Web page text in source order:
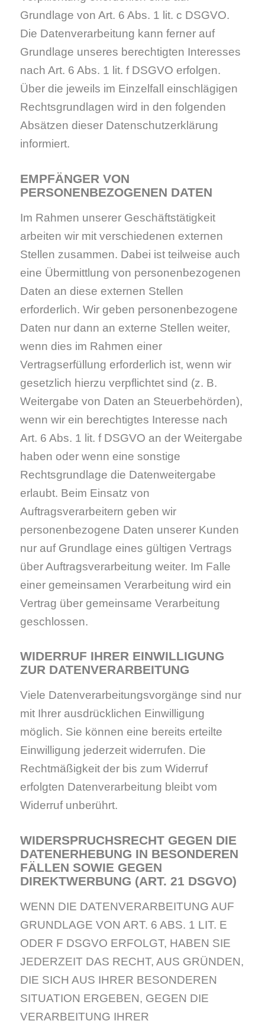
Grundlage von Art. 6 Abs. 1 lit. c DSGVO.
Die Datenverarbeitung kann ferner auf
Grundlage unseres berechtigten Interesses
nach Art. 6 Abs. 1 lit. f DSGVO erfolgen.
Über die jeweils im Einzelfall einschlägigen
Rechtsgrundlagen wird in den folgenden
Absätzen dieser Datenschutzerklärung
informiert.
EMPFÄNGER VON
PERSONENBEZOGENEN DATEN
Im Rahmen unserer Geschäftstätigkeit
arbeiten wir mit verschiedenen externen
Stellen zusammen. Dabei ist teilweise auch
eine Übermittlung von personenbezogenen
Daten an diese externen Stellen
erforderlich. Wir geben personenbezogene
Daten nur dann an externe Stellen weiter,
wenn dies im Rahmen einer
Vertragserfüllung erforderlich ist, wenn wir
gesetzlich hierzu verpflichtet sind (z. B.
Weitergabe von Daten an Steuerbehörden),
wenn wir ein berechtigtes Interesse nach
Art. 6 Abs. 1 lit. f DSGVO an der Weitergabe
haben oder wenn eine sonstige
Rechtsgrundlage die Datenweitergabe
erlaubt. Beim Einsatz von
Auftragsverarbeitern geben wir
personenbezogene Daten unserer Kunden
nur auf Grundlage eines gültigen Vertrags
über Auftragsverarbeitung weiter. Im Falle
einer gemeinsamen Verarbeitung wird ein
Vertrag über gemeinsame Verarbeitung
geschlossen.
WIDERRUF IHRER EINWILLIGUNG
ZUR DATENVERARBEITUNG
Viele Datenverarbeitungsvorgänge sind nur
mit Ihrer ausdrücklichen Einwilligung
möglich. Sie können eine bereits erteilte
Einwilligung jederzeit widerrufen. Die
Rechtmäßigkeit der bis zum Widerruf
erfolgten Datenverarbeitung bleibt vom
Widerruf unberührt.
WIDERSPRUCHSRECHT GEGEN DIE
DATENERHEBUNG IN BESONDEREN
FÄLLEN SOWIE GEGEN
DIREKTWERBUNG (ART. 21 DSGVO)
WENN DIE DATENVERARBEITUNG AUF
GRUNDLAGE VON ART. 6 ABS. 1 LIT. E
ODER F DSGVO ERFOLGT, HABEN SIE
JEDERZEIT DAS RECHT, AUS GRÜNDEN,
DIE SICH AUS IHRER BESONDEREN
SITUATION ERGEBEN, GEGEN DIE
VERARBEITUNG IHRER